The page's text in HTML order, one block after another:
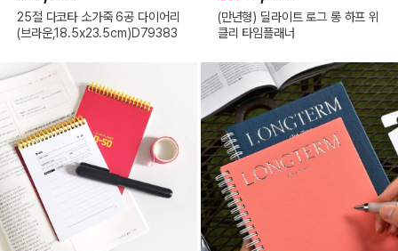
25절 다코타 소가죽 6공 다이어리
(브라운,18.5x23.5cm)D79383
(만년형) 딜라이트 로그 롱 하프 위
클리 타임플래너